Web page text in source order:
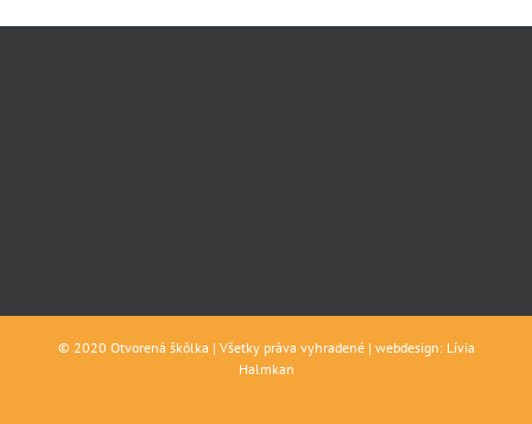
© 2020 Otvorená škôlka | Všetky práva vyhradené | webdesign: Lívia
Halmkan